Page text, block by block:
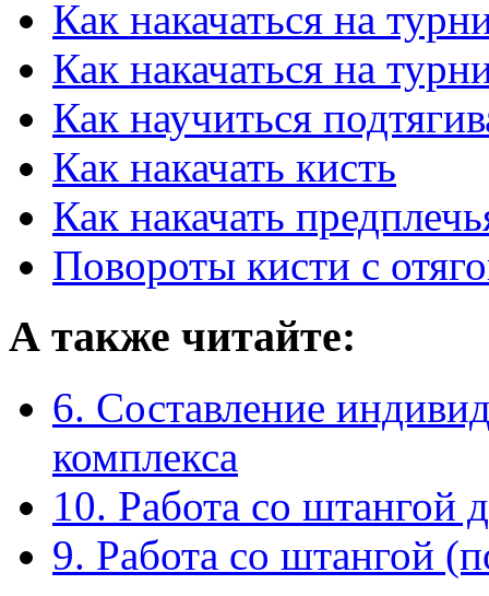
Как накачаться на
Как накачаться на
Как научиться
Как накачать кисть
Как накачать
Повороты кисти с
А также читайте:
6. Составление
комплекса
10. Работа со штангой
9. Работа со штангой